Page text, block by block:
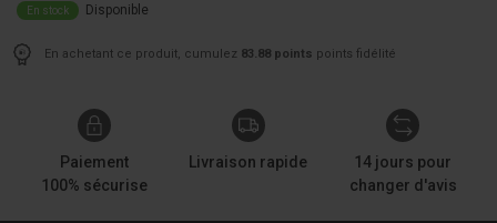
En stock Disponible
En achetant ce produit, cumulez 83.88 points points fidélité
Paiement
100% sécurise
Livraison rapide
14 jours pour
changer d'avis